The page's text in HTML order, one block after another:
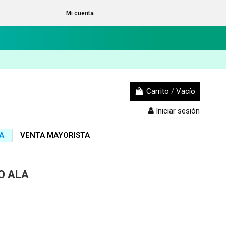
Mi cuenta
Carrito / Vacío
Iniciar sesión
VENTA MAYORISTA
ALA